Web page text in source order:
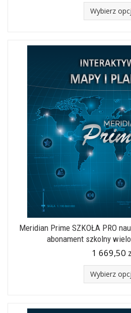
Wybierz
Meridian Prime SZKOŁA PRO
abonament szkolny
1 669,50
Wybierz